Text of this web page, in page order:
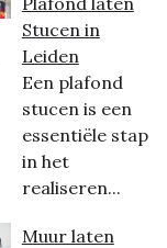
Stucen in
Leiden
Een plafond
stucen is een
essentiële stap
in het
realiseren...
Muur laten